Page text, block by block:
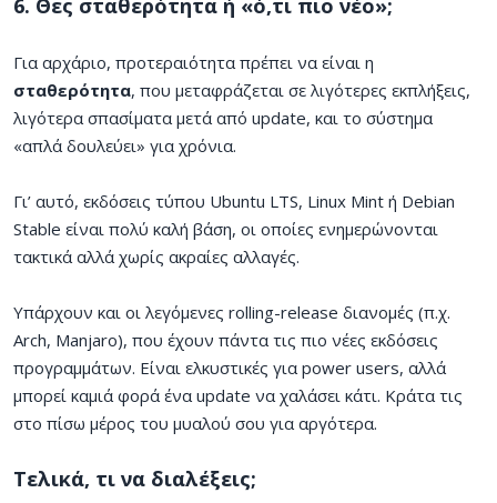
6. Θες σταθερότητα ή «ό,τι πιο νέο»;
Για αρχάριο, προτεραιότητα πρέπει να είναι η
σταθερότητα, που μεταφράζεται σε λιγότερες εκπλήξεις,
λιγότερα σπασίματα μετά από update, και το σύστημα
«απλά δουλεύει» για χρόνια.
Γι’ αυτό, εκδόσεις τύπου Ubuntu LTS, Linux Mint ή Debian
Stable είναι πολύ καλή βάση, οι οποίες ενημερώνονται
τακτικά αλλά χωρίς ακραίες αλλαγές.
Υπάρχουν και οι λεγόμενες rolling-release διανομές (π.χ.
Arch, Manjaro), που έχουν πάντα τις πιο νέες εκδόσεις
προγραμμάτων. Είναι ελκυστικές για power users, αλλά
μπορεί καμιά φορά ένα update να χαλάσει κάτι. Κράτα τις
στο πίσω μέρος του μυαλού σου για αργότερα.
Τελικά, τι να διαλέξεις;